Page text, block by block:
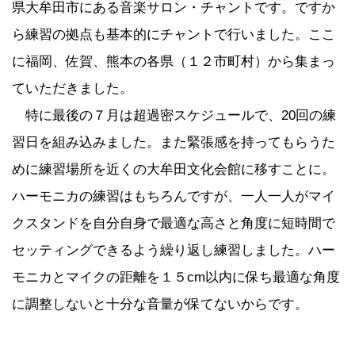
県大牟田市にある音楽サロン・チャントです。ですか
ら練習の拠点も基本的にチャントで行いました。ここ
に福岡、佐賀、熊本の各県（１２市町村）から集まっ
ていただきました。
特に最後の７月は超過密スケジュールで、20回の練
習日を組み込みました。また緊張感を持ってもらうた
めに練習場所を近くの大牟田文化会館に移すことに。
ハーモニカの練習はもちろんですが、一人一人がマイ
クスタンドを自分自身で最適な高さと角度に短時間で
セッティングできるよう繰り返し練習しました。ハー
モニカとマイクの距離を１５cm以内に保ち最適な角度
に調整しないと十分な音量が保てないからです。